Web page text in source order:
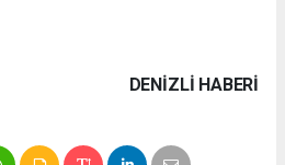
DENIZLI HABERİ